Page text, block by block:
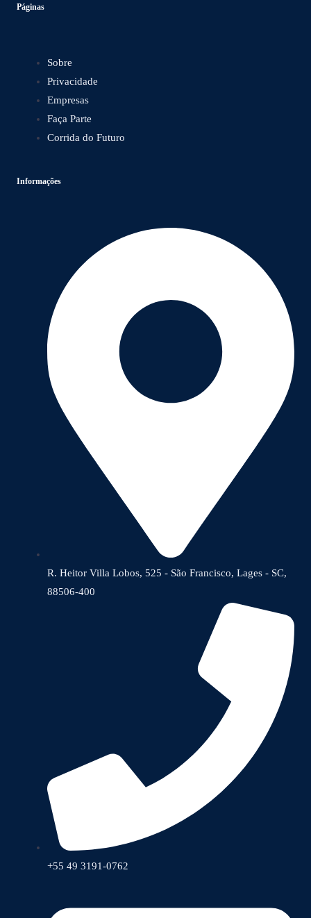
Páginas
Sobre
Privacidade
Empresas
Faça Parte
Corrida do Futuro
Informações
R. Heitor Villa Lobos, 525 - São Francisco, Lages - SC,
88506-400
+55 49 3191-0762